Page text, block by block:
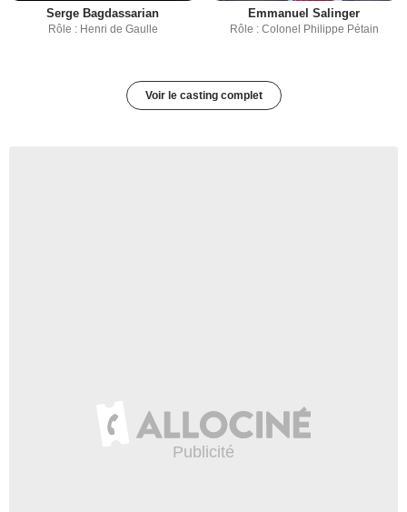
Serge Bagdassarian
Rôle : Henri de Gaulle
Emmanuel Salinger
Rôle : Colonel Philippe Pétain
Voir le casting complet